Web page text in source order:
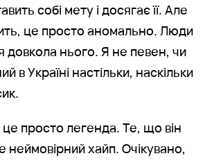
собі мету і досягає її. Але
це просто аномально. Люди
довкола нього. Я не певен, чи
в Україні настільки, наскільки
просто легенда. Те, що він
неймовірний хайп. Очікувано,